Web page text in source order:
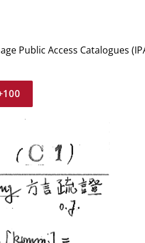
Public Access Catalogues